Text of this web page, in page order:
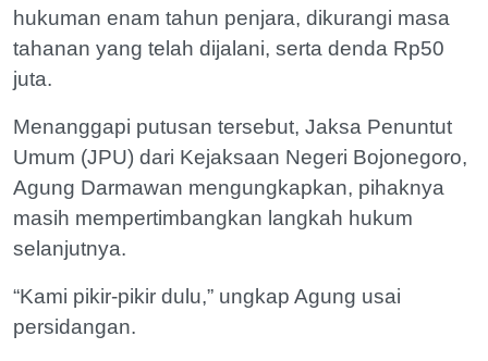
hukuman enam tahun penjara, dikurangi masa
tahanan yang telah dijalani, serta denda Rp50
juta.
Menanggapi putusan tersebut, Jaksa Penuntut
Umum (JPU) dari Kejaksaan Negeri Bojonegoro,
Agung Darmawan mengungkapkan, pihaknya
masih mempertimbangkan langkah hukum
selanjutnya.
“Kami pikir-pikir dulu,” ungkap Agung usai
persidangan.